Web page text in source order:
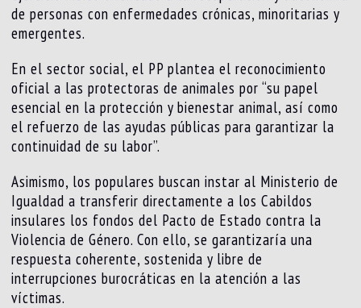
de personas con enfermedades crónicas, minoritarias y
emergentes.
En el sector social, el PP plantea el reconocimiento
oficial a las protectoras de animales por “su papel
esencial en la protección y bienestar animal, así como
el refuerzo de las ayudas públicas para garantizar la
continuidad de su labor”.
Asimismo, los populares buscan instar al Ministerio de
Igualdad a transferir directamente a los Cabildos
insulares los fondos del Pacto de Estado contra la
Violencia de Género. Con ello, se garantizaría una
respuesta coherente, sostenida y libre de
interrupciones burocráticas en la atención a las
víctimas.